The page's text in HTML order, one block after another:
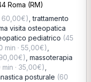
Roma (RM)
60,00€) ,trattamento
visita osteopatica
pediatrico (45
min · 55,00€)
massoterapia
min · 35,00€)
posturale (60